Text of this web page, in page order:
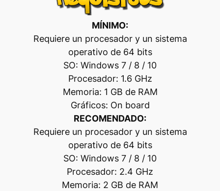
MÍNIMO:
Requiere un procesador y un sistema
operativo de 64 bits
SO: Windows 7 / 8 / 10
Procesador: 1.6 GHz
Memoria: 1 GB de RAM
Gráficos: On board
RECOMENDADO:
Requiere un procesador y un sistema
operativo de 64 bits
SO: Windows 7 / 8 / 10
Procesador: 2.4 GHz
Memoria: 2 GB de RAM